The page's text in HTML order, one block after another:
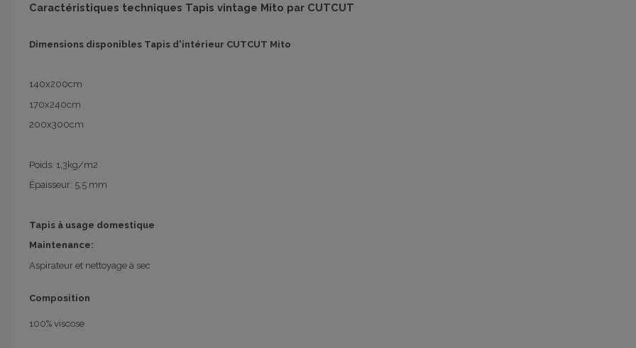
Caractéristiques techniques Tapis vintage Mito par CUTCUT
Dimensions disponibles Tapis d'intérieur CUTCUT Mito
140x200cm
170x240cm
200x300cm
Poids: 1,3kg/m2
Épaisseur: 5,5 mm
Tapis à usage domestique
Maintenance:
Aspirateur et nettoyage à sec
Composition
100% viscose